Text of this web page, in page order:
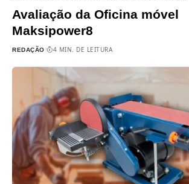
Avaliação da Oficina móvel
Maksipower8
REDAÇÃO 4 MIN. DE LEITURA